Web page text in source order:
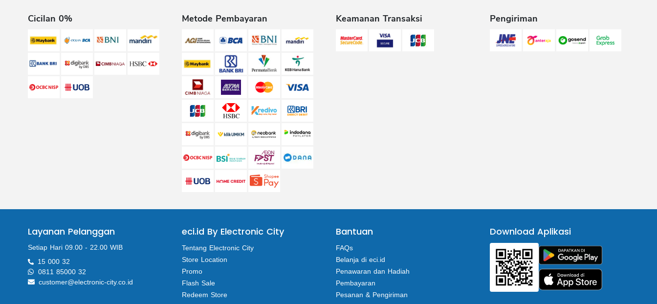
Cicilan 0% Metode Pembayaran Keamanan Transaksi Pengiriman
Layanan Pelanggan
Setiap Hari 09.00 - 22.00 WIB
15 000 32
0811 85000 32
customer@electronic-city.co.id
eci.id By Electronic City
Tentang Electronic City
Store Location
Promo
Flash Sale
Redeem Store
Bantuan
FAQs
Belanja di eci.id
Penawaran dan Hadiah
Pembayaran
Pesanan & Pengiriman
Download Aplikasi